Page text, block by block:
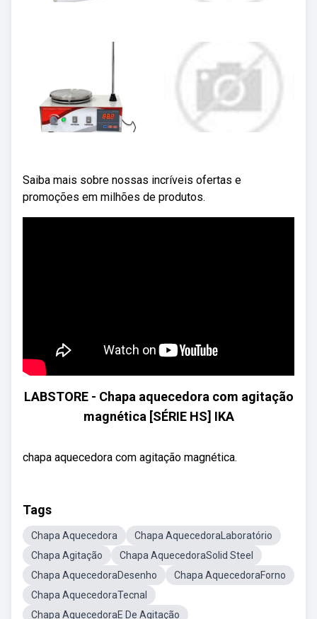
Saiba mais sobre nossas incríveis ofertas e
promoções em milhões de produtos.
LABSTORE - Chapa aquecedora com agitação
magnética [SÉRIE HS] IKA
chapa aquecedora com agitação magnética.
Tags
Chapa Aquecedora
Chapa AquecedoraLaboratório
Chapa Agitação
Chapa AquecedoraSolid Steel
Chapa AquecedoraDesenho
Chapa AquecedoraForno
Chapa AquecedoraTecnal
Chapa AquecedoraE De Agitação